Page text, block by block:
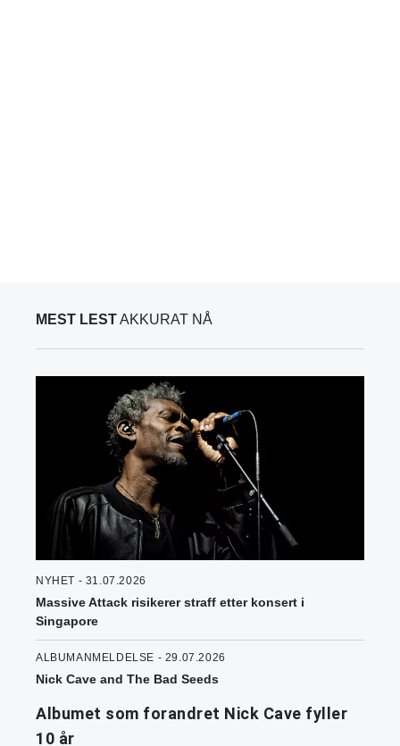
MEST LESTAKKURAT NÅ
NYHET - 31.07.2026
Massive Attack risikerer straff etter konsert i
Singapore
ALBUMANMELDELSE - 29.07.2026
Nick Cave and The Bad Seeds
Albumet som forandret Nick Cave fyller
10 år